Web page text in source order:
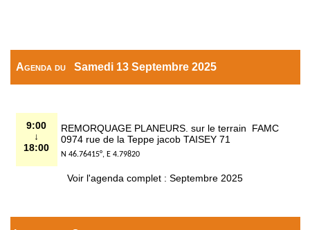
Agenda du Samedi 13 Septembre 2025
9:00
↓
18:00
REMORQUAGE PLANEURS. sur le terrain FAMC
0974 rue de la Teppe jacob TAISEY 71
N 46.76415°, E 4.79820
Voir l'agenda complet : Septembre 2025